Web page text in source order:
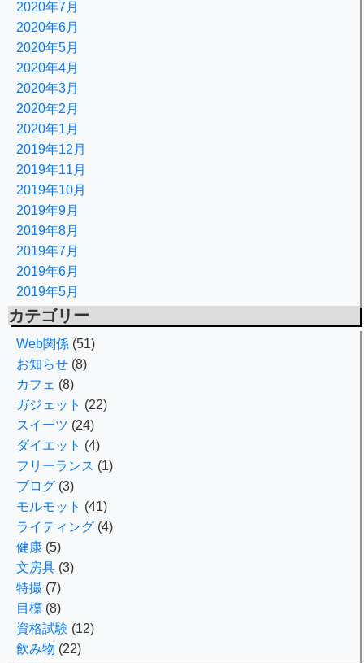
2020年7月
2020年6月
2020年5月
2020年4月
2020年3月
2020年2月
2020年1月
2019年12月
2019年11月
2019年10月
2019年9月
2019年8月
2019年7月
2019年6月
2019年5月
カテゴリー
Web関係 (51)
お知らせ (8)
カフェ (8)
ガジェット (22)
スイーツ (24)
ダイエット (4)
フリーランス (1)
ブログ (3)
モルモット (41)
ライティング (4)
健康 (5)
文房具 (3)
特撮 (7)
目標 (8)
資格試験 (12)
飲み物 (22)